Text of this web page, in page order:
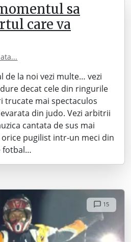
sa
care va
de la noi vezi multe… vezi
decat cele din ringurile
trucate mai spectaculos
din judo. Vezi arbitrii
cantata de sus mai
pugilist intr-un meci din
fotbal…
15